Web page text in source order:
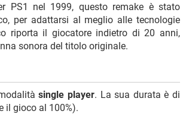
PS1 nel 1999, questo remake è stato
per adattarsi al meglio alle tecnologie
riporta il giocatore indietro di 20 anni,
sonora del titolo originale.
modalitàsingle player. La sua durata è di
il gioco al 100%).